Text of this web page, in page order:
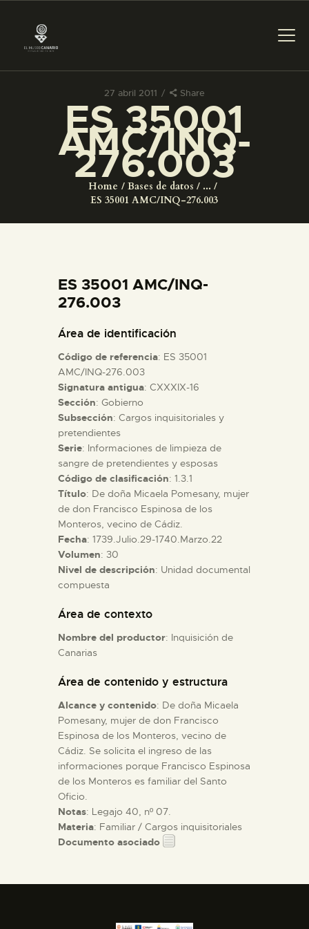
27 abril 2011 Share
ES 35001
AMC/INQ-
276.003
Home Bases de datos
...
ES 35001 AMC/INQ-276.003
PREPARAR LA VISITA
ACTIVIDADES
COLECCIONES
ESPAÑOL
PREPARAR LA VISITA
ACTIVIDADES
█
EL MUSEO
COLECCIONES
DIDÁCTICA
ESPAÑOL
ES 35001 AMC/INQ-
276.003
Área de identificación
Código de referencia: ES 35001
AMC/INQ-276.003
Signatura antigua: CXXXIX-16
Sección: Gobierno
Subsección: Cargos inquisitoriales y
pretendientes
Serie: Informaciones de limpieza de
sangre de pretendientes y esposas
Código de clasificación: 1.3.1
Título: De doña Micaela Pomesany, mujer
de don Francisco Espinosa de los
Monteros, vecino de Cádiz.
Fecha: 1739.Julio.29-1740.Marzo.22
Volumen: 30
Nivel de descripción: Unidad documental
compuesta
Área de contexto
Nombre del productor: Inquisición de
Canarias
Área de contenido y estructura
Alcance y contenido: De doña Micaela
Pomesany, mujer de don Francisco
Espinosa de los Monteros, vecino de
Cádiz. Se solicita el ingreso de las
informaciones porque Francisco Espinosa
de los Monteros es familiar del Santo
Oficio.
Notas: Legajo 40, nº 07.
Materia: Familiar / Cargos inquisitoriales
Documento asociado